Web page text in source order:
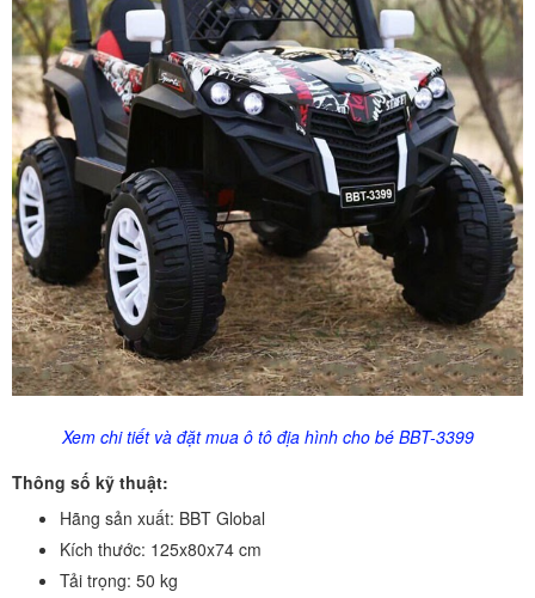
Xem chi tiết và đặt mua ô tô địa hình cho bé BBT-3399
Thông số kỹ thuật:
Hãng sản xuất: BBT Global
Kích thước: 125x80x74 cm
Tải trọng: 50 kg